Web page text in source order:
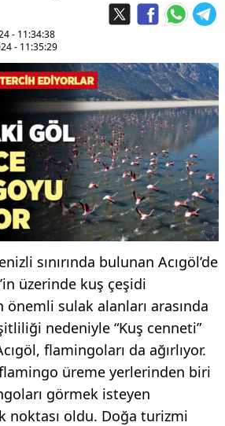
- 11:34:38
- 11:35:29
sınırında bulunan Acıgöl’de
üzerinde kuş çeşidi
sulak alanları arasında
nedeniyle “Kuş cenneti”
flamingoları da ağırlıyor.
flamingo üreme yerlerinden biri
görmek isteyen
noktası oldu. Doğa turizmi